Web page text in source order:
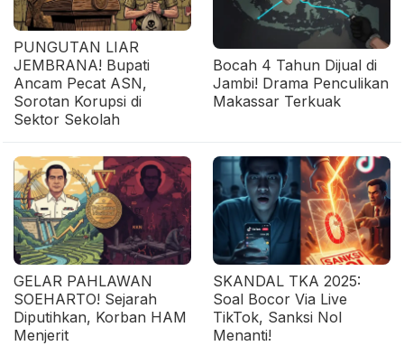
PUNGUTAN LIAR
JEMBRANA! Bupati
Ancam Pecat ASN,
Sorotan Korupsi di
Sektor Sekolah
Bocah 4 Tahun Dijual di
Jambi! Drama Penculikan
Makassar Terkuak
GELAR PAHLAWAN
SOEHARTO! Sejarah
Diputihkan, Korban HAM
Menjerit
SKANDAL TKA 2025:
Soal Bocor Via Live
TikTok, Sanksi Nol
Menanti!